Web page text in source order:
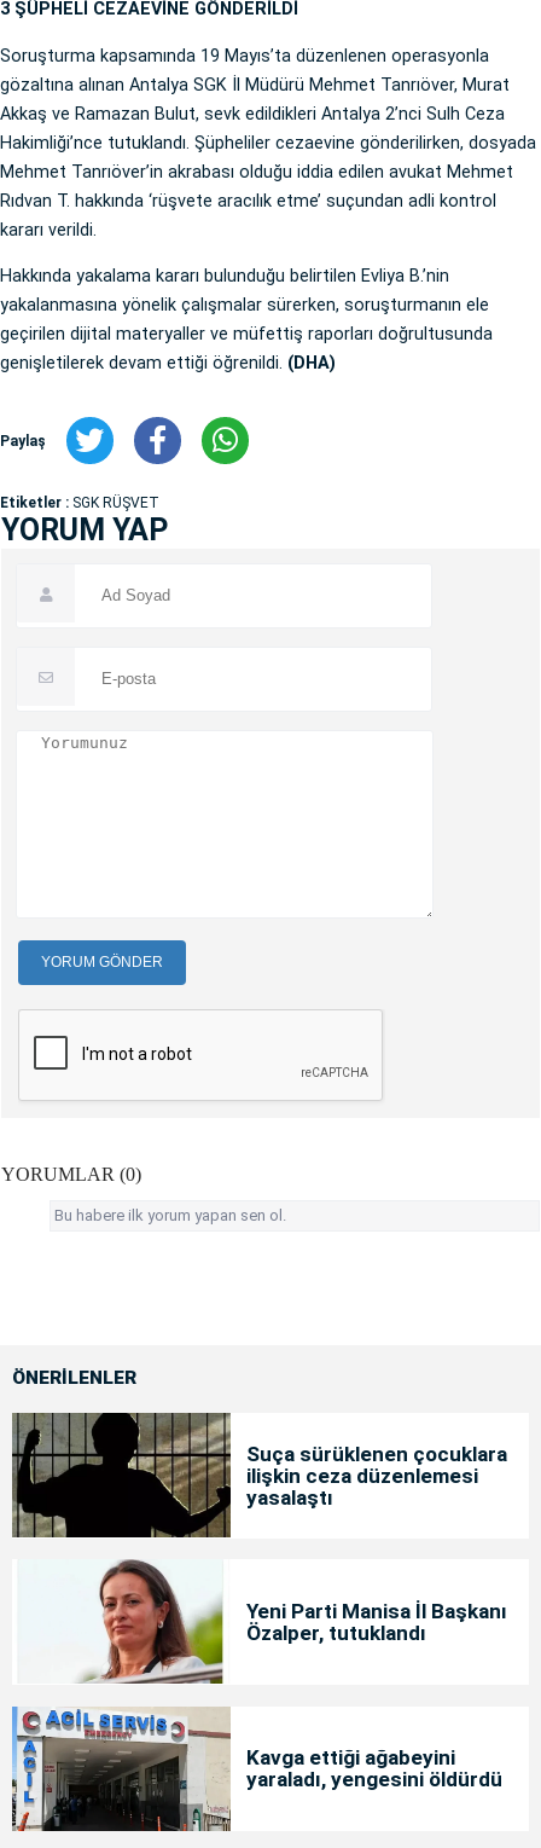
3 ŞÜPHELİ CEZAEVİNE GÖNDERİLDİ
Soruşturma kapsamında 19 Mayıs’ta düzenlenen operasyonla
gözaltına alınan Antalya SGK İl Müdürü Mehmet Tanrıöver, Murat
Akkaş ve Ramazan Bulut, sevk edildikleri Antalya 2’nci Sulh Ceza
Hakimliği’nce tutuklandı. Şüpheliler cezaevine gönderilirken, dosyada
Mehmet Tanrıöver’in akrabası olduğu iddia edilen avukat Mehmet
Rıdvan T. hakkında ‘rüşvete aracılık etme’ suçundan adli kontrol
kararı verildi.
Hakkında yakalama kararı bulunduğu belirtilen Evliya B.’nin
yakalanmasına yönelik çalışmalar sürerken, soruşturmanın ele
geçirilen dijital materyaller ve müfettiş raporları doğrultusunda
genişletilerek devam ettiği öğrenildi. (DHA)
Paylaş
Etiketler : SGK RÜŞVET
YORUM YAP
YORUM GÖNDER
YORUMLAR (0)
Bu habere ilk yorum yapan sen ol.
ÖNERİLENLER
Suça sürüklenen çocuklara
ilişkin ceza düzenlemesi
yasalaştı
Yeni Parti Manisa İl Başkanı
Özalper, tutuklandı
Kavga ettiği ağabeyini
yaraladı, yengesini öldürdü